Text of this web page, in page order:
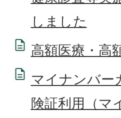
しました
高額医療・高
マイナンバー
険証利用（マ